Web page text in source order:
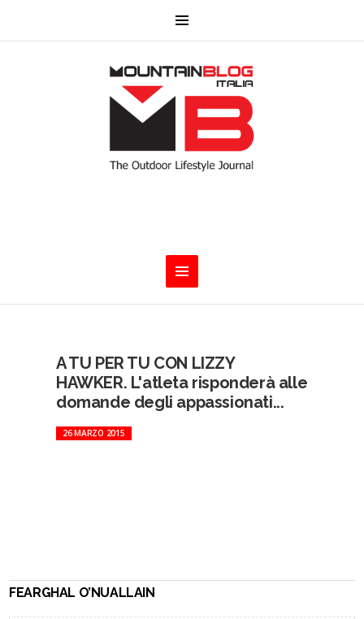
A TU PER TU CON LIZZY
HAWKER. L'atleta risponderà alle
domande degli appassionati...
26 MARZO 2015
FEARGHAL O’NUALLAIN